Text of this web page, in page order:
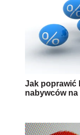
Jak poprawić
nabywców na